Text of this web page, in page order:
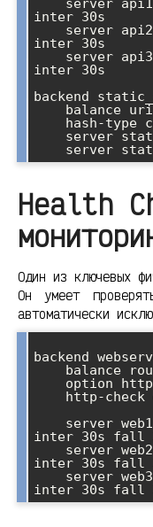
inter 30s
inter 30s
inter 30s
backend
Health
Один из ключевых
Он умеет
автоматически
backend
inter 30s fall
inter 30s fall